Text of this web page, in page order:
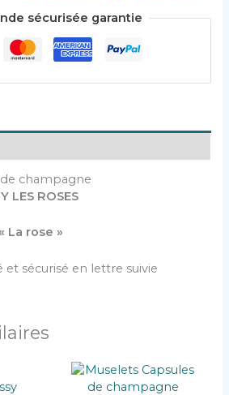
sécurisée garantie
champagne
LES ROSES
La rose »
et sécurisé en lettre suivie